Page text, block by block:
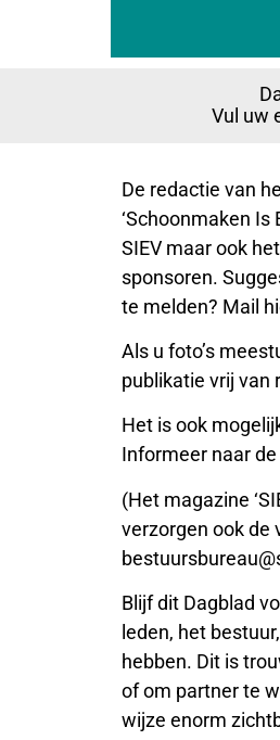
Vul uw
De redactie van
‘Schoonmaken Is
SIEV maar ook
sponsoren.
te melden? Mail
Als u foto’s
publikatie vrij van
Het is ook
Informeer naar
(Het magazine
verzorgen ook de
Blijf dit Dagblad
leden, het
hebben. Dit is
of om partner te
wijze enorm